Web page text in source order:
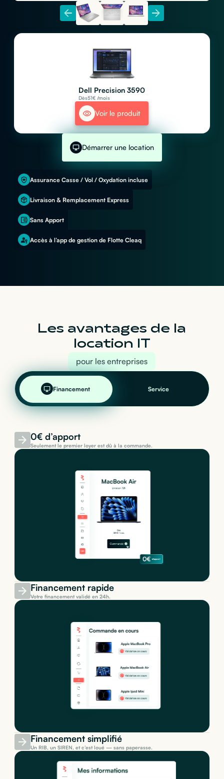
Dell Precision 3590
Dès51€ /mois
Voir le produit
Assurance Casse / Vol / Oxydation incluse
Livraison & Remplacement Express
Sans Apport
Accès à l’app de gestion de Flotte Cleaq
Démarrer une location
Les avantages de la
location IT
pour les entreprises
Financement Service
0€ d’apport
Seulement le premier loyer est dû à la commande.
Financement rapide
Votre financement validé en 24h.
Financement simplifié
Un RIB, un SIREN, et c’est loué — sans paperasse.